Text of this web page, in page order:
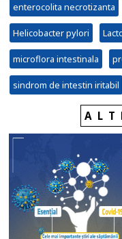
enterocolita necrotizanta
Helicobacter pylori
microflora intestinala
sindrom de intestin iritabil